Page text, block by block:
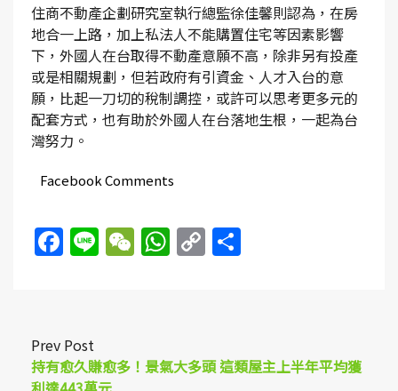
住商不動產企劃研究室執行總監徐佳馨則認為，在房
地合一上路，加上私法人不能購置住宅等因素影響
下，外國人在台取得不動產意願不高，除非另有投產
或是相關規劃，但若政府有引資金、人才入台的意
願，比起一刀切的稅制調控，或許可以思考更多元的
配套方式，也有助於外國人在台落地生根，一起為台
灣努力。
Facebook Comments
Facebook
LineWeChat
WhatsApp
Copy
Prev Post
持有愈久賺愈多！景氣大多頭 這類屋主上半年平均獲